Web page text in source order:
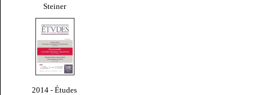
Steiner
2014 - Études